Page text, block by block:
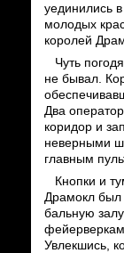
уединились
молодых
королей
Чуть
не бывал.
Два
коридор и
неверными
главным
Кнопки и
Драмокл был
бальную
Увлекшись,